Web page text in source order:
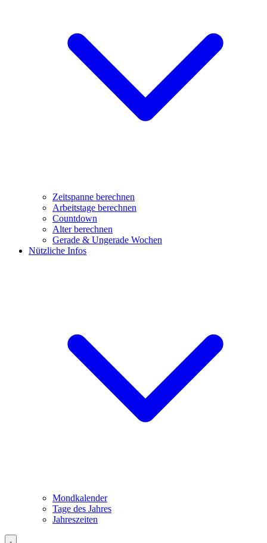
Zeitspanne berechnen
Arbeitstage berechnen
Countdown
Alter berechnen
Gerade & Ungerade Wochen
Nützliche Infos
Mondkalender
Tage des Jahres
Jahreszeiten